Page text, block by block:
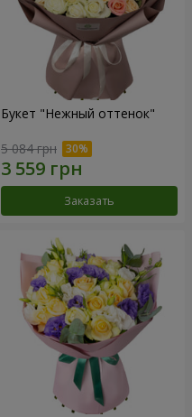
Букет "Нежный оттенок"
5 084 грн
Заказать